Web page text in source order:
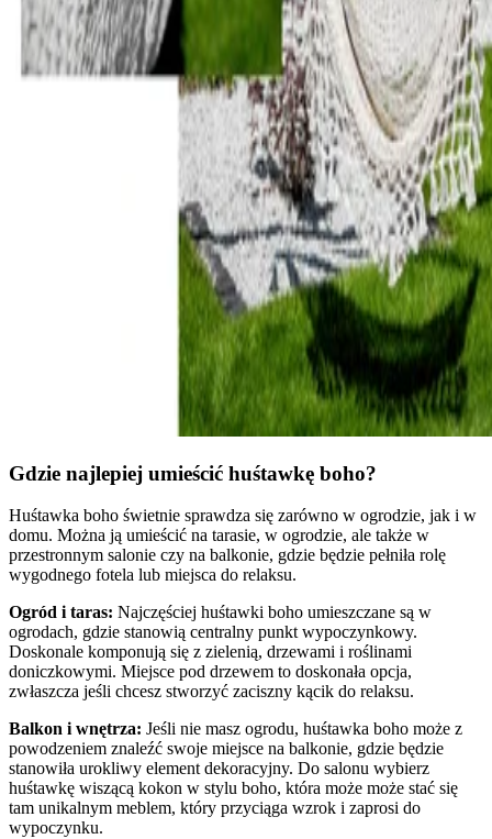
Gdzie najlepiej umieścić huśtawkę boho?
Huśtawka boho świetnie sprawdza się zarówno w ogrodzie, jak i w
domu. Można ją umieścić na tarasie, w ogrodzie, ale także w
przestronnym salonie czy na balkonie, gdzie będzie pełniła rolę
wygodnego fotela lub miejsca do relaksu.
Ogród i taras: Najczęściej huśtawki boho umieszczane są w
ogrodach, gdzie stanowią centralny punkt wypoczynkowy.
Doskonale komponują się z zielenią, drzewami i roślinami
doniczkowymi. Miejsce pod drzewem to doskonała opcja,
zwłaszcza jeśli chcesz stworzyć zaciszny kącik do relaksu.
Balkon i wnętrza: Jeśli nie masz ogrodu, huśtawka boho może z
powodzeniem znaleźć swoje miejsce na balkonie, gdzie będzie
stanowiła urokliwy element dekoracyjny. Do salonu wybierz
huśtawkę wiszącą kokon w stylu boho, która może może stać się
tam unikalnym meblem, który przyciąga wzrok i zaprosi do
wypoczynku.